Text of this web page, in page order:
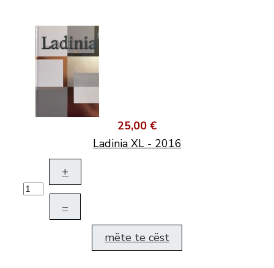
25,00 €
Ladinia XL - 2016
+
–
mëte te cëst